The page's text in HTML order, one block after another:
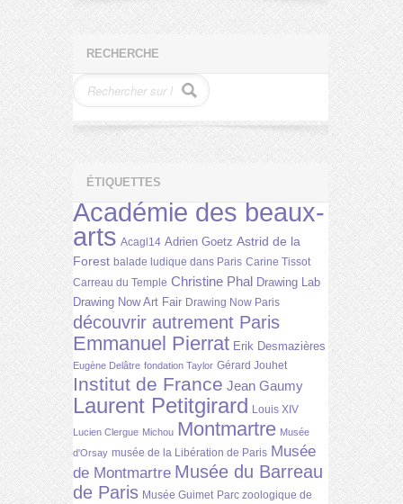
RECHERCHE
ÉTIQUETTES
Académie des beaux-
arts Acagl14 Adrien Goetz Astrid de la
Forest balade ludique dans Paris Carine Tissot
Carreau du Temple Christine Phal Drawing Lab
Drawing Now Art Fair Drawing Now Paris
découvrir autrement Paris
Emmanuel Pierrat Erik Desmazières
Eugène Delâtre fondation Taylor Gérard Jouhet
Institut de France Jean Gaumy
Laurent Petitgirard Louis XIV
Lucien Clergue Michou Montmartre Musée
d'Orsay musée de la Libération de Paris Musée
de Montmartre Musée du Barreau
de Paris Musée Guimet Parc zoologique de